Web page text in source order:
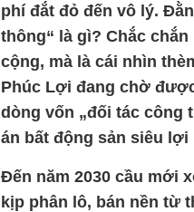
phí đắt đỏ đến vô lý.
thông“ là gì? Chắc
cộng, mà là cái nhìn
Phúc Lợi đang chờ
dòng vốn „đối tác công
án bất động sản siêu lợi
Đến năm 2030 cầu mới
kịp phân lô, bán nền từ